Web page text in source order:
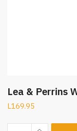
Lea & Perrins
L169.95